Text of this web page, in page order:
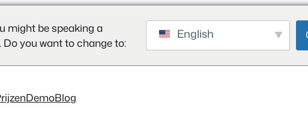
might be speaking a
you want to change to:
English
DemoBlog